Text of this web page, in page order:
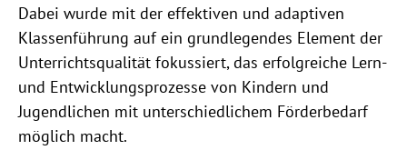
Dabei wurde mit der effektiven und adaptiven
Klassenführung auf ein grundlegendes Element der
Unterrichtsqualität fokussiert, das erfolgreiche Lern-
und Entwicklungsprozesse von Kindern und
Jugendlichen mit unterschiedlichem Förderbedarf
möglich macht.